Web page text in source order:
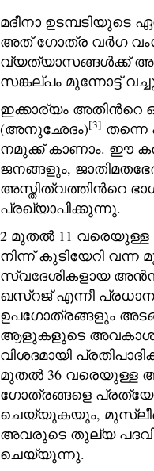
മദീനാ
അത് ഗോത്ര വര്‍ഗ
വ്യത്യാസങ്ങള്‍ക്ക്
സങ്കല്പം മുന്നോട്ട്
ഇക്കാര്യം അതിന്‍റെ
(അനുഛേദം)[3] തന്നെ
നമുക്ക് കാണാം. ഈ
ജനങ്ങളും,
അസ്തിത്വത്തിന്‍റെ
പ്രഖ്യാപിക്കുന്നു.
2 മുതല്‍ 11 വരെയുള്ള
നിന്ന് കുടിയേറി
സ്വദേശികളായ
ഖസ്‌റജ്‌ എന്നീ
ഉപഗോത്രങ്ങളും
ആളുകളുടെ
വിശദമായി
മുതല്‍ 36 വരെയുള്ള
ഗോത്രങ്ങളെ
ചെയ്യുകയും,
അവരുടെ തുല്യ
ചെയ്യുന്നു.